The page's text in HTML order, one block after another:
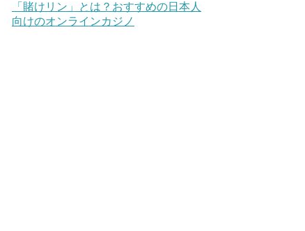
「賭けリン」とは？おすすめの日本人
向けのオンラインカジノ